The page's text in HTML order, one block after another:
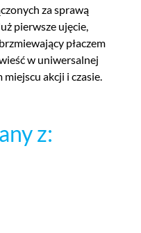
za sprawą
pierwsze ujęcie,
płaczem
w uniwersalnej
akcji i czasie.
z: